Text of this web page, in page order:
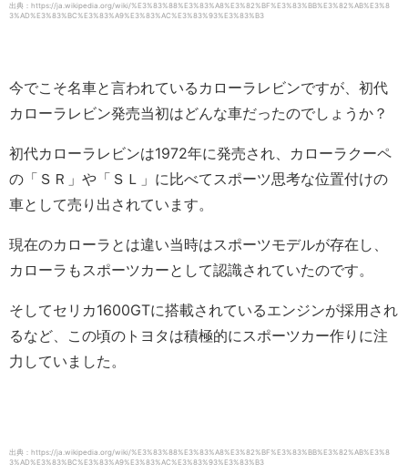
出典：https://ja.wikipedia.org/wiki/%E3%83%88%E3%83%A8%E3%82%BF%E3%83%BB%E3%82%AB%E3%8
3%AD%E3%83%BC%E3%83%A9%E3%83%AC%E3%83%93%E3%83%B3
今でこそ名車と言われているカローラレビンですが、初代
カローラレビン発売当初はどんな車だったのでしょうか？
初代カローラレビンは1972年に発売され、カローラクーペ
の「ＳＲ」や「ＳＬ」に比べてスポーツ思考な位置付けの
車として売り出されています。
現在のカローラとは違い当時はスポーツモデルが存在し、
カローラもスポーツカーとして認識されていたのです。
そしてセリカ1600GTに搭載されているエンジンが採用され
るなど、この頃のトヨタは積極的にスポーツカー作りに注
力していました。
出典：https://ja.wikipedia.org/wiki/%E3%83%88%E3%83%A8%E3%82%BF%E3%83%BB%E3%82%AB%E3%8
3%AD%E3%83%BC%E3%83%A9%E3%83%AC%E3%83%93%E3%83%B3